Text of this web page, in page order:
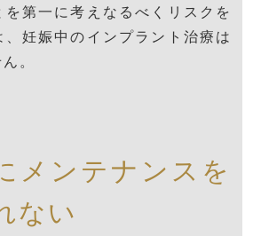
第一に考えなるべくリスクを
妊娠中のインプラント治療は
。
メンテナンスを
ない